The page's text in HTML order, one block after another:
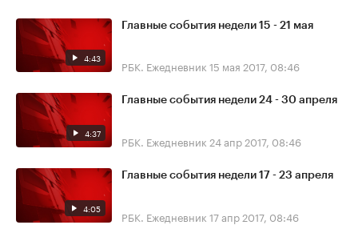
4:43
Главные события недели 15 - 21 мая
РБК. Ежедневник 15 мая 2017, 08:46
4:37
Главные события недели 24 - 30 апреля
РБК. Ежедневник 24 апр 2017, 08:46
4:05
Главные события недели 17 - 23 апреля
РБК. Ежедневник 17 апр 2017, 08:46